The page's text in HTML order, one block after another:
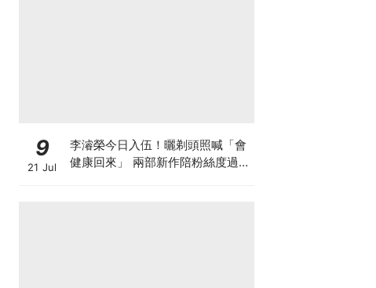
9
21 Jul
李濬榮今日入伍！曬剃頭照喊「會
健康回來」 兩部新作陪粉絲度過軍